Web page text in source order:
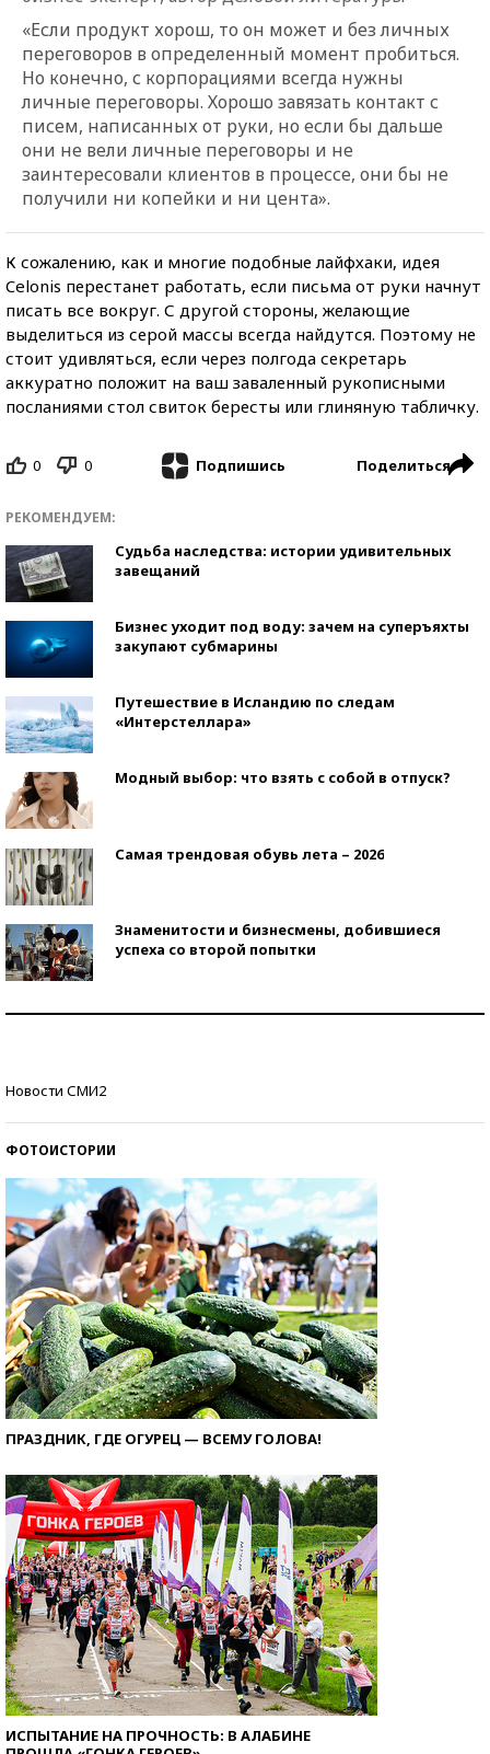
«Если продукт хорош, то он может и без личных
переговоров в определенный момент пробиться.
Но конечно, с корпорациями всегда нужны
личные переговоры. Хорошо завязать контакт с
писем, написанных от руки, но если бы дальше
они не вели личные переговоры и не
заинтересовали клиентов в процессе, они бы не
получили ни копейки и ни цента».
К сожалению, как и многие подобные лайфхаки, идея
Celonis перестанет работать, если письма от руки начнут
писать все вокруг. С другой стороны, желающие
выделиться из серой массы всегда найдутся. Поэтому не
стоит удивляться, если через полгода секретарь
аккуратно положит на ваш заваленный рукописными
посланиями стол свиток бересты или глиняную табличку.
0 0 Подпишись Поделиться
РЕКОМЕНДУЕМ:
Судьба наследства: истории удивительных
завещаний
Бизнес уходит под воду: зачем на суперъяхты
закупают субмарины
Путешествие в Исландию по следам
«Интерстеллара»
Модный выбор: что взять с собой в отпуск?
Самая трендовая обувь лета – 2026
Знаменитости и бизнесмены, добившиеся
успеха со второй попытки
Новости СМИ2
ФОТОИСТОРИИ
ПРАЗДНИК, ГДЕ ОГУРЕЦ — ВСЕМУ ГОЛОВА!
ИСПЫТАНИЕ НА ПРОЧНОСТЬ: В АЛАБИНЕ